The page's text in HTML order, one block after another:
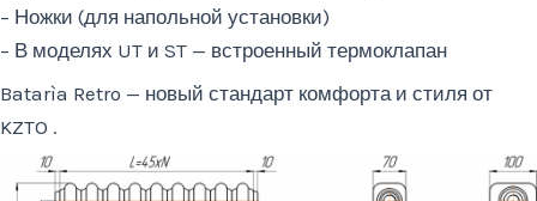
– Ножки (для напольной установки)
– В моделях UT и ST — встроенный термоклапан
Batarìa Retro — новый стандарт комфорта и стиля от
KZTO .